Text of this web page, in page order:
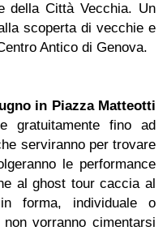
della Città Vecchia. Un
scoperta di vecchie e
Antico di Genova.
in Piazza Matteotti
gratuitamente fino ad
serviranno per trovare
le performance
al ghost tour caccia al
forma, individuale o
vorranno cimentarsi